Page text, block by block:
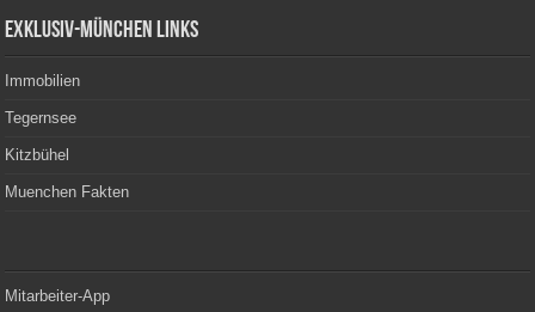
Exklusiv-München Links
Immobilien
Tegernsee
Kitzbühel
Muenchen Fakten
Mitarbeiter-App